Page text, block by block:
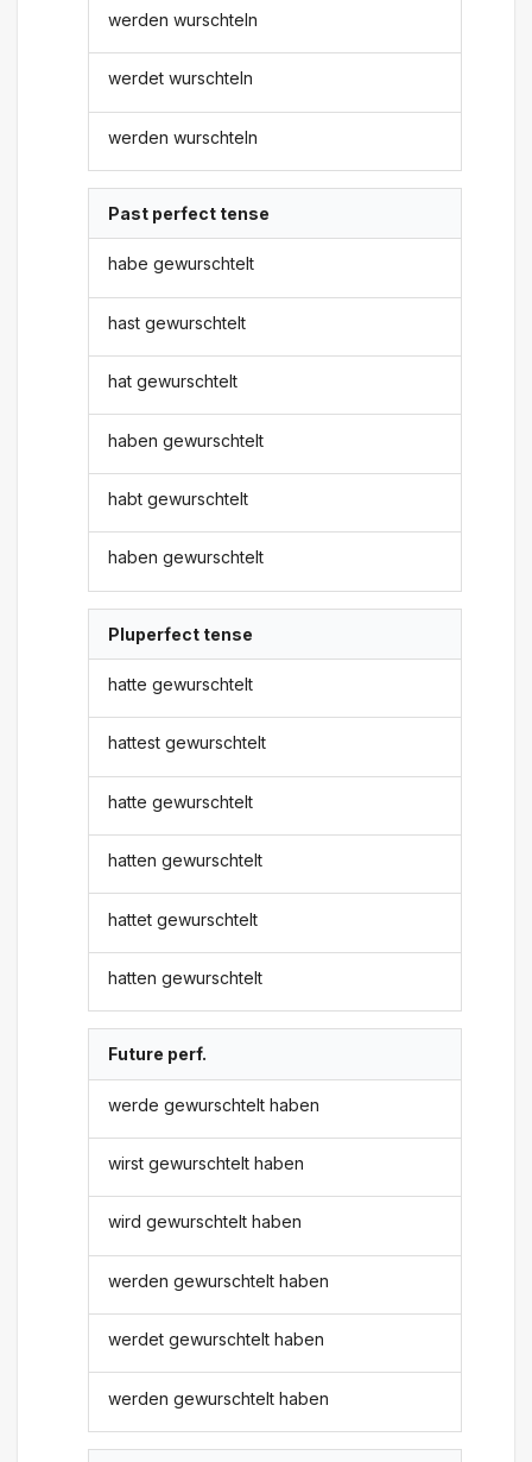
werden wurschteln
werdet wurschteln
werden wurschteln
Past perfect tense
habe gewurschtelt
hast gewurschtelt
hat gewurschtelt
haben gewurschtelt
habt gewurschtelt
haben gewurschtelt
Pluperfect tense
hatte gewurschtelt
hattest gewurschtelt
hatte gewurschtelt
hatten gewurschtelt
hattet gewurschtelt
hatten gewurschtelt
Future perf.
werde gewurschtelt haben
wirst gewurschtelt haben
wird gewurschtelt haben
werden gewurschtelt haben
werdet gewurschtelt haben
werden gewurschtelt haben